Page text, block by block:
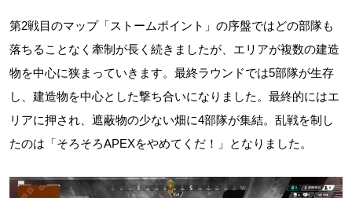
第2戦目のマップ「ストームポイント」の序盤ではどの部隊も
落ちることなく牽制が長く続きましたが、エリアが複数の建造
物を中心に狭まっていきます。最終ラウンドでは5部隊が生存
し、建造物を中心とした撃ち合いになりました。最終的にはエ
リアに押され、遮蔽物の少ない畑に4部隊が集結。乱戦を制し
たのは「そろそろAPEXをやめてくだ！」となりました。